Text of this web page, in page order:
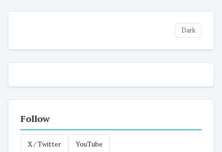
Dark
Follow
X / Twitter YouTube